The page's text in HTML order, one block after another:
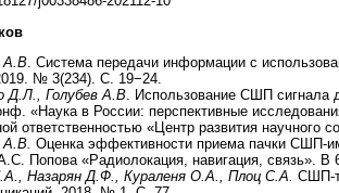
А.В . Система передачи информации с
№ 3(234). С. 19−24.
Д.Л., Голубев А.В . Использование СШП сигнала
«Наука в России: перспективные
ответственностью «Центр развития научного
А.В. Оценка эффективности приема пачки СШП-
Попова «Радиолокация, навигация, связь». В
Назарян Д.Ф., Кураленя О.А., Плоц С.А. СШП-